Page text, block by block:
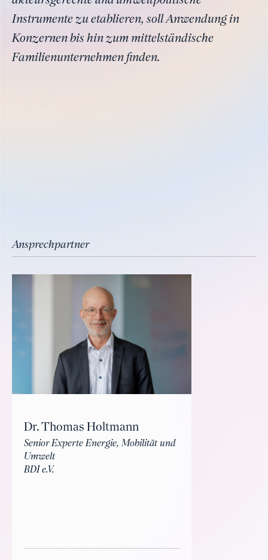
Instrumente zu etablieren, soll Anwendung in
Konzernen bis hin zum mittelständische
Familienunternehmen finden.
Ansprechpartner
Dr. Thomas Holtmann
Senior Experte Energie, Mobilität und
Umwelt
BDI e.V.